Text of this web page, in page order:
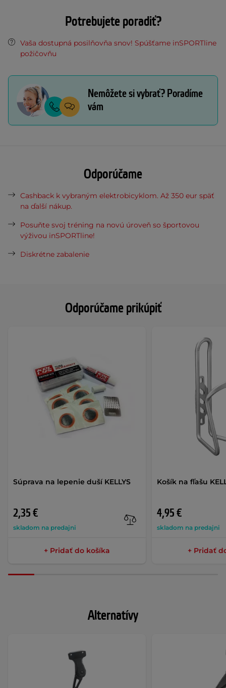
Odporúčame prikúpiť
Súprava na lepenie duší KELLYS
2,35 €
skladom na predajni
+ Pridať do košíka
Košík na fľašu
4,95 €
skladom na predajni
+ Pridať
Potrebujete poradiť?
Vaša dostupná posilňovňa snov! Spúšťame inSPORTline
požičovňu
Nemôžete si vybrať? Poradíme
vám
Odporúčame
Cashback k vybraným elektrobicyklom. Až 350 eur späť
na ďalší nákup.
Posuňte svoj tréning na novú úroveň so športovou
výživou inSPORTline!
Diskrétne zabalenie
Alternatívy